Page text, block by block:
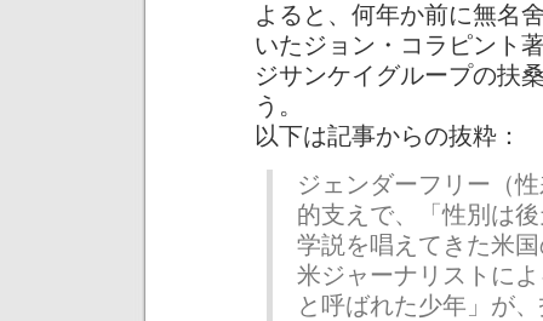
よると、何年か前に無名
いたジョン・コラピント
ジサンケイグループの扶
う。
以下は記事からの抜粋：
ジェンダーフリー（
的支えで、「性別は
学説を唱えてきた米
米ジャーナリストに
と呼ばれた少年」が